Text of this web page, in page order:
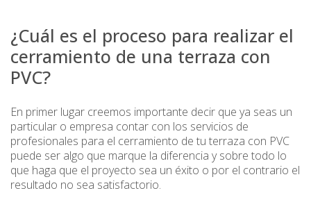
¿Cuál es el proceso para realizar el
cerramiento de una terraza con
PVC?
En primer lugar creemos importante decir que ya seas un
particular o empresa contar con los servicios de
profesionales para el cerramiento de tu terraza con PVC
puede ser algo que marque la diferencia y sobre todo lo
que haga que el proyecto sea un éxito o por el contrario el
resultado no sea satisfactorio.